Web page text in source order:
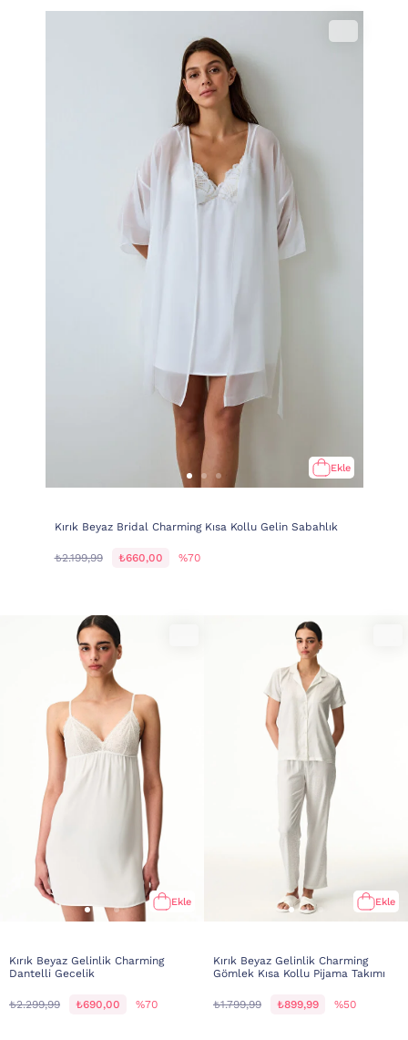
Ekle
Kırık Beyaz Bridal Charming Kısa Kollu Gelin Sabahlık
₺2.199,99 ₺660,00 %70
Ekle
Kırık Beyaz Gelinlik Charming
Dantelli Gecelik
₺2.299,99 ₺690,00 %70
Ekle
Kırık Beyaz Gelinlik Charming
Gömlek Kısa Kollu Pijama Takımı
₺1.799,99 ₺899,99 %50